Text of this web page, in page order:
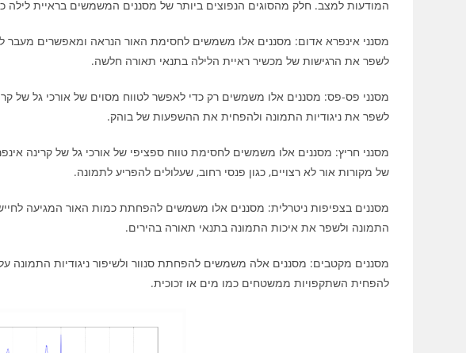
המודעות למצב. חלק מהסוגים הנפוצים ביותר של מסננים המשמשים בראיית לילה
מסנני אינפרא אדום: מסננים אלו משמשים לחסימת האור הנראה ומאפשרים מעבר
לשפר את הרגישות של מכשיר ראיית הלילה בתנאי תאורה חלשה.
מסנני פס-פס: מסננים אלו משמשים רק כדי לאפשר לטווח מסוים של אורכי גל של
לשפר את ניגודיות התמונה ולהפחית את ההשפעות של בוהק.
מסנני חריץ: מסננים אלו משמשים לחסימת טווח ספציפי של אורכי גל של קרינה
של מקורות אור לא רצויים, כגון פנסי רחוב, שעלולים להפריע לתמונה.
מסננים בצפיפות ניטרלית: מסננים אלו משמשים להפחתת כמות האור המגיעה
התמונה ולשפר את איכות התמונה בתנאי תאורה בהירים.
מסננים מקטבים: מסננים אלה משמשים להפחתת סנוור ולשיפור ניגודיות התמונה
להפחית השתקפויות ממשטחים כמו מים או זכוכית.